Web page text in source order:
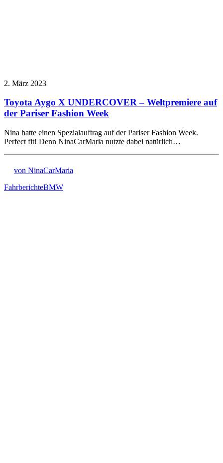
2. März 2023
Toyota Aygo X UNDERCOVER – Weltpremiere auf
der Pariser Fashion Week
Nina hatte einen Spezialauftrag auf der Pariser Fashion Week.
Perfect fit! Denn NinaCarMaria nutzte dabei natürlich…
von NinaCarMaria
FahrberichteBMW